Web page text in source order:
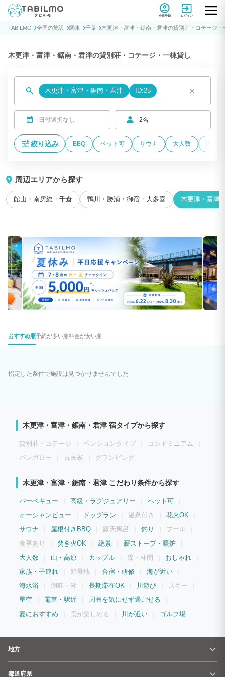
貸別荘コテージ・一棟貸し宿泊予約サイトTABILMO(タビルモ)
会員登録 ログイン
TABILMO 全国の施設 関東 千葉 木更津・富津・鋸南・君津の貸別荘・コテージ・
木更津・富津・鋸南・君津の貸別荘・コテージ・一棟貸し
木更津・富津・鋸南・君津 ID:25 ×
日付選択なし 2名
絞り込み BBQ ペット可 サウナ 大人数 海が
周辺エリアから探す
館山・南房総・千倉 鴨川・勝浦・御宿・大多喜 木更津・富津
おすすめ順予約が多い順料金が安い順
指定した条件で施設は見つかりませんでした
木更津・富津・鋸南・君津 宿タイプから探す
貸別荘・コテージ ペンションタイプ
コンドミニアム
バンガロー
古民家 グランピング
木更津・富津・鋸南・君津 こだわり条件から探す
バーベキュー 高級・ラグジュアリー
ペット可
オーシャンビュー
ドッグラン 温泉付き
花火OK
サウナ
屋根付きBBQ 露天風呂 釣り
プール
食事あり
焚き火OK 絶景
薪ストーブ・暖炉
大人数
山・高原 カップル 森・林間
おしゃれ
家族・子連れ
避暑地 合宿・研修
海が近い
海水浴
湖畔・湖 長期滞在OK 川遊び
スキー
星空
電車・駅近
周囲を気にせず過ごせる
夏におすすめ
雪が楽しめる 川が近い ゴルフ場
地方
都道府県